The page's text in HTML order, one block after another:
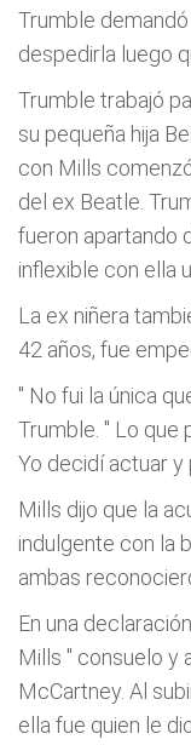
Trumble
despedirla luego
Trumble trabajó
su pequeña hija
con Mills
del ex Beatle.
fueron apartando
inflexible con ella
La ex niñera
42 años, fue
" No fui la única
Trumble. " Lo que
Yo decidí actuar
Mills dijo que la
indulgente con la
ambas
En una
Mills " consuelo y
McCartney. Al
ella fue quien le